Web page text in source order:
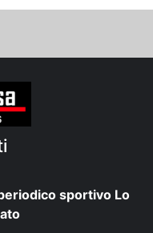
sportivo Lo